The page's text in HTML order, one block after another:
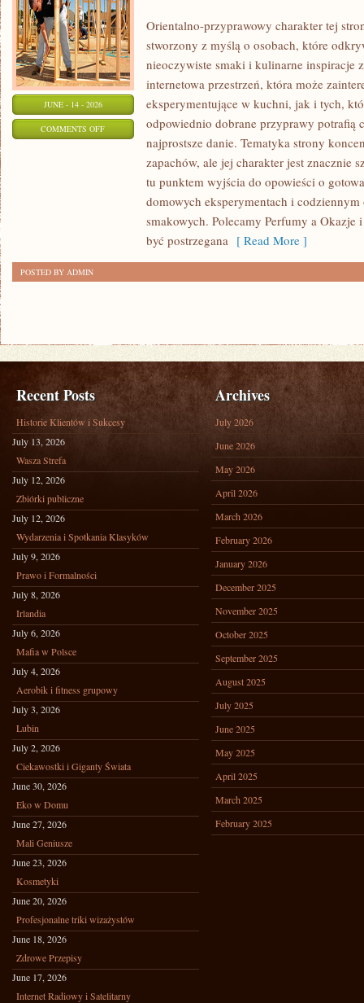
JUNE - 14 - 2026
COMMENTS OFFON
PERFUMERYJNE
Orientalno-przyprawowy charakter tej
stworzony z myślą o osobach, które
nieoczywiste smaki i kulinarne inspiracje
internetowa przestrzeń, która może
eksperymentujące w kuchni, jak i tych,
odpowiednio dobrane przyprawy potrafią
najprostsze danie. Tematyka strony
zapachów, ale jej charakter jest znacznie
tu punktem wyjścia do opowieści o
domowych eksperymentach i
smakowych. Polecamy Perfumy a Okazje
być postrzegana [ Read More ]
POSTED BY ADMIN
Recent Posts
Historie Klientów i Sukcesy
July 13, 2026
Wasza Strefa
July 12, 2026
Zbiórki publiczne
July 12, 2026
Wydarzenia i Spotkania Klasyków
July 9, 2026
Prawo i Formalności
July 8, 2026
Irlandia
July 6, 2026
Mafia w Polsce
July 4, 2026
Aerobik i fitness grupowy
July 3, 2026
Lubin
July 2, 2026
Ciekawostki i Giganty Świata
June 30, 2026
Eko w Domu
June 27, 2026
Mali Geniusze
June 23, 2026
Kosmetyki
June 20, 2026
Profesjonalne triki wizażystów
June 18, 2026
Zdrowe Przepisy
June 17, 2026
Internet Radiowy i Satelitarny
Archives
July 2026
June 2026
May 2026
April 2026
March 2026
February 2026
January 2026
December 2025
November 2025
October 2025
September 2025
August 2025
July 2025
June 2025
May 2025
April 2025
March 2025
February 2025